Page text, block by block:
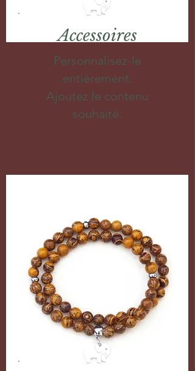
Accessoires
Personnalisez-le
entièrement.
Ajoutez le contenu
souhaité.